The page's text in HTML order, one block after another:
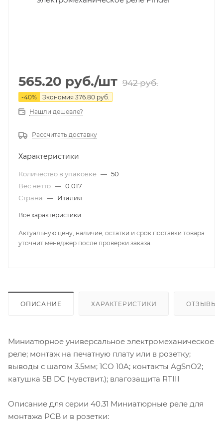
565.20 руб./шт 942руб.
-40% Экономия 376.80 руб.
Нашли дешевле?
Рассчитать доставку
Характеристики
Количество в упаковке — 50
Вес нетто — 0.017
Страна — Италия
Все характеристики
Актуальную цену, наличие, остатки и срок поставки товара
уточнит менеджер после проверки заказа.
ОПИСАНИЕ ХАРАКТЕРИСТИКИ ОТЗЫВЫ
Миниатюрное универсальное электромеханическое
реле; монтаж на печатную плату или в розетку;
выводы с шагом 3.5мм; 1СO 10A; контакты AgSnO2;
катушка 5В DC (чувствит.); влагозащита RTIII
Описание для серии 40.31 Миниатюрные реле для
монтажа PCB и в розетки: